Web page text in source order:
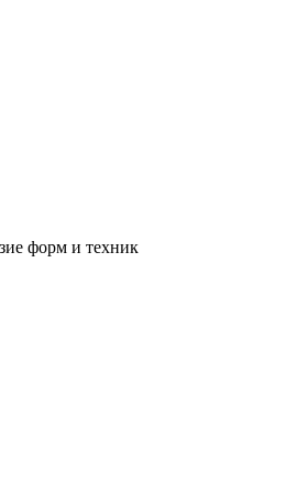
форм и техник